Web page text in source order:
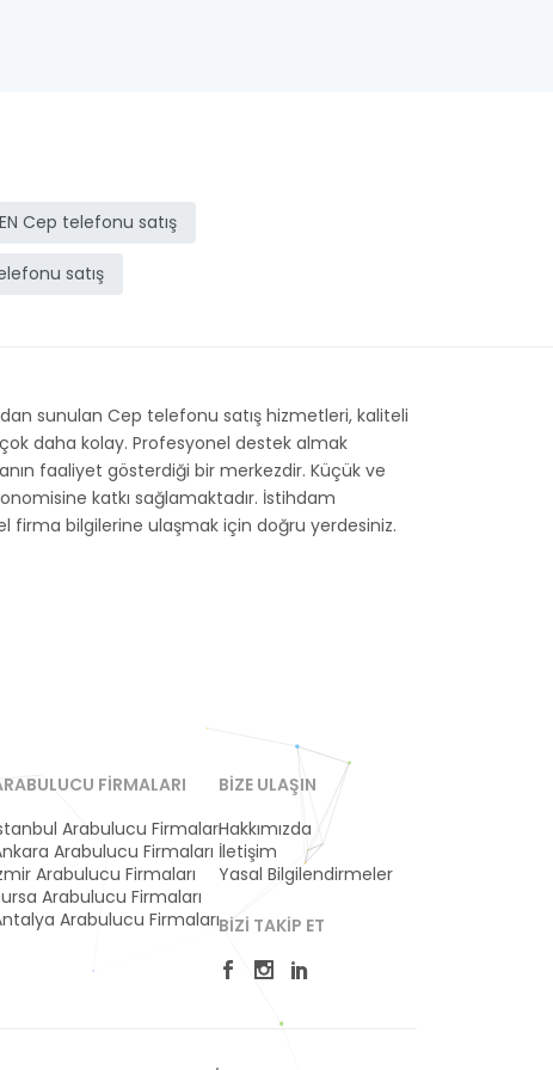
Cep telefonu satış
satış
sunulan Cep telefonu satış hizmetleri, kaliteli
daha kolay. Profesyonel destek almak
faaliyet gösterdiği bir merkezdir. Küçük ve
katkı sağlamaktadır. İstihdam
firma bilgilerine ulaşmak için doğru yerdesiniz.
FIRMALARI
Arabulucu Firmaları
Arabulucu Firmaları
Arabulucu Firmaları
Arabulucu Firmaları
Arabulucu Firmaları
BIZE ULAŞIN
Hakkımızda
İletişim
Yasal Bilgilendirmeler
BIZI TAKIP ET